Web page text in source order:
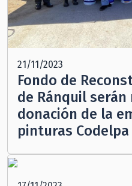
21/11/2023
Fondo de
de Ránquil serán
donación de la
pinturas Codelpa